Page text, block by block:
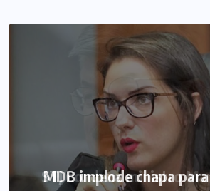
STJ condena ministro
MDB implode chapa